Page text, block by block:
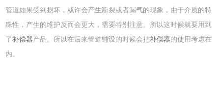
管道如果受到损坏，或许会产生断裂或者漏气的现象，由于介质的特
殊性，产生的维护反而会更大，需要特别注意。所以这时候就要用到
了补偿器产品。所以在后来管道铺设的时候会把补偿器的使用考虑在
内。